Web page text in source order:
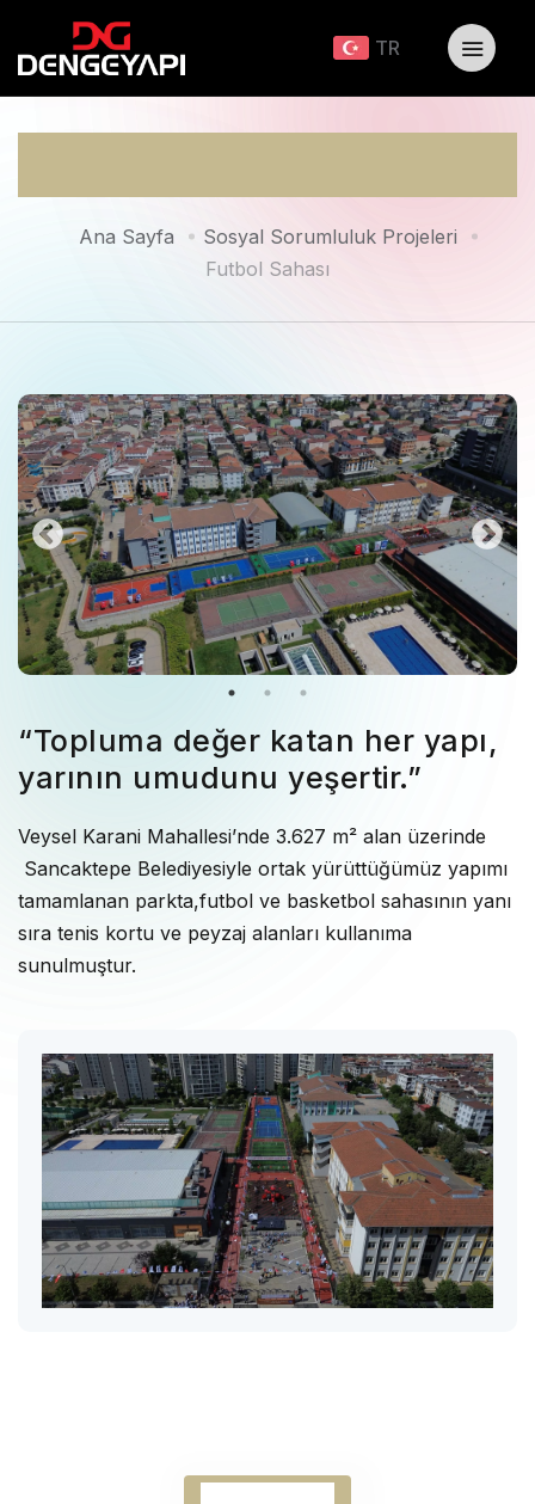
TR
Ana Sayfa
Sosyal Sorumluluk Projeleri
Futbol Sahası
“Topluma değer katan her yapı,
yarının umudunu yeşertir.”
Veysel Karani Mahallesi’nde 3.627 m² alan üzerinde
Sancaktepe Belediyesiyle ortak yürüttüğümüz yapımı
tamamlanan parkta,futbol ve basketbol sahasının yanı
sıra tenis kortu ve peyzaj alanları kullanıma
sunulmuştur.